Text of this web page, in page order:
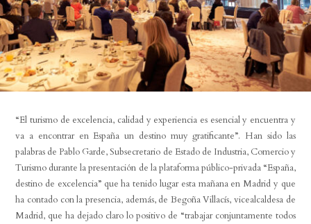
“El turismo de excelencia, calidad y experiencia es esencial y encuentra y
va a encontrar en España un destino muy gratificante”. Han sido las
palabras de Pablo Garde, Subsecretario de Estado de Industria, Comercio y
Turismo durante la presentación de la plataforma público-privada “España,
destino de excelencia” que ha tenido lugar esta mañana en Madrid y que
ha contado con la presencia, además, de Begoña Villacís, vicealcaldesa de
Madrid, que ha dejado claro lo positivo de “trabajar conjuntamente todos